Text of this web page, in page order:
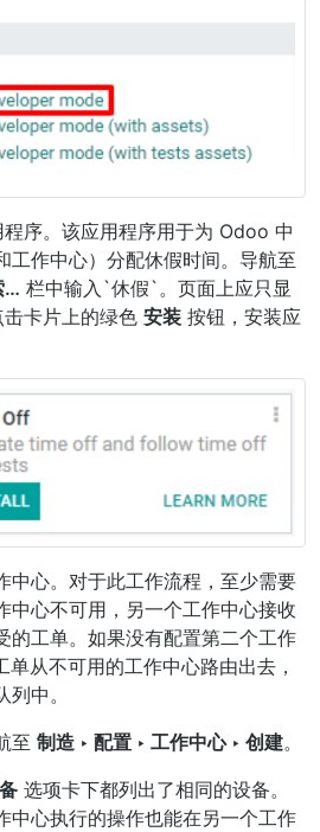
序。该应用程序用于为 Odoo 中
工作中心）分配休假时间。导航至
… 栏中输入`休假`。页面上应只显
卡片上的绿色 安装 按钮，安装应
中心。对于此工作流程，至少需要
中心不可用，另一个工作中心接收
的工单。如果没有配置第二个工作
从不可用的工作中心路由出去，
中。
至 制造 ‣ 配置 ‣ 工作中心 ‣ 创建。
选项卡下都列出了相同的设备。
中心执行的操作也能在另一个工作